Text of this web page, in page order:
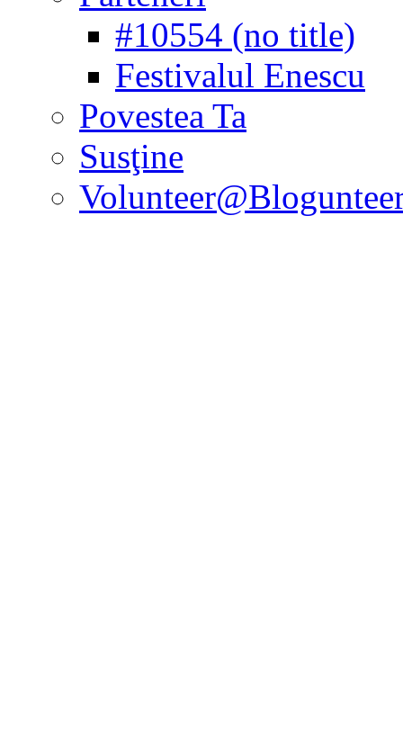
#10554 (no title)
Festivalul Enescu
Povestea Ta
Susţine